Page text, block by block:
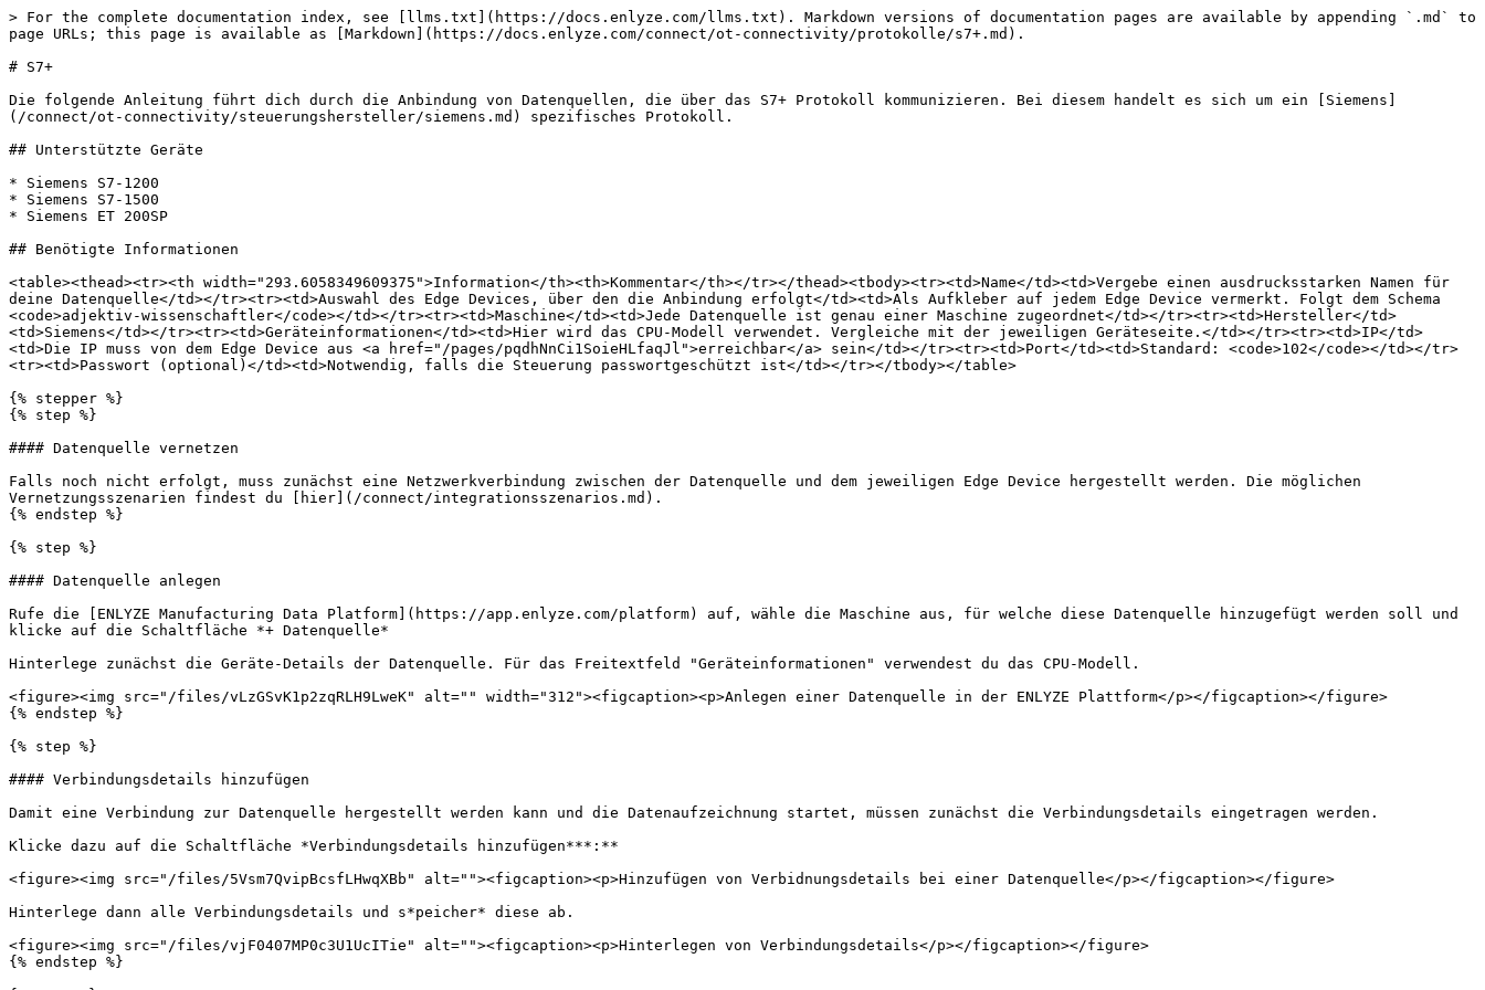
> For the complete documentation index, see [llms.txt](https://docs.enlyze.com/llms.txt). Markdown versions of documentation pages are available by appending `.md` to
page URLs; this page is available as [Markdown](https://docs.enlyze.com/connect/ot-connectivity/protokolle/s7+.md).
# S7+
Die folgende Anleitung führt dich durch die Anbindung von Datenquellen, die über das S7+ Protokoll kommunizieren. Bei diesem handelt es sich um ein [Siemens]
(/connect/ot-connectivity/steuerungshersteller/siemens.md) spezifisches Protokoll.
## Unterstützte Geräte
* Siemens S7-1200
* Siemens S7-1500
* Siemens ET 200SP
## Benötigte Informationen
<table><thead><tr><th width="293.6058349609375">Information</th><th>Kommentar</th></tr></thead><tbody><tr><td>Name</td><td>Vergebe einen ausdrucksstarken Namen für
deine Datenquelle</td></tr><tr><td>Auswahl des Edge Devices, über den die Anbindung erfolgt</td><td>Als Aufkleber auf jedem Edge Device vermerkt. Folgt dem Schema
<code>adjektiv-wissenschaftler</code></td></tr><tr><td>Maschine</td><td>Jede Datenquelle ist genau einer Maschine zugeordnet</td></tr><tr><td>Hersteller</td>
<td>Siemens</td></tr><tr><td>Geräteinformationen</td><td>Hier wird das CPU-Modell verwendet. Vergleiche mit der jeweiligen Geräteseite.</td></tr><tr><td>IP</td>
<td>Die IP muss von dem Edge Device aus <a href="/pages/pqdhNnCi1SoieHLfaqJl">erreichbar</a> sein</td></tr><tr><td>Port</td><td>Standard: <code>102</code></td></tr>
<tr><td>Passwort (optional)</td><td>Notwendig, falls die Steuerung passwortgeschützt ist</td></tr></tbody></table>
{% stepper %}
{% step %}
#### Datenquelle vernetzen
Falls noch nicht erfolgt, muss zunächst eine Netzwerkverbindung zwischen der Datenquelle und dem jeweiligen Edge Device hergestellt werden. Die möglichen
Vernetzungsszenarien findest du [hier](/connect/integrationsszenarios.md).
{% endstep %}
{% step %}
#### Datenquelle anlegen
Rufe die [ENLYZE Manufacturing Data Platform](https://app.enlyze.com/platform) auf, wähle die Maschine aus, für welche diese Datenquelle hinzugefügt werden soll und
klicke auf die Schaltfläche *+ Datenquelle*
Hinterlege zunächst die Geräte-Details der Datenquelle. Für das Freitextfeld "Geräteinformationen" verwendest du das CPU-Modell.
<figure><img src="/files/vLzGSvK1p2zqRLH9LweK" alt="" width="312"><figcaption><p>Anlegen einer Datenquelle in der ENLYZE Plattform</p></figcaption></figure>
{% endstep %}
{% step %}
#### Verbindungsdetails hinzufügen
Damit eine Verbindung zur Datenquelle hergestellt werden kann und die Datenaufzeichnung startet, müssen zunächst die Verbindungsdetails eingetragen werden.
Klicke dazu auf die Schaltfläche *Verbindungsdetails hinzufügen***:**
<figure><img src="/files/5Vsm7QvipBcsfLHwqXBb" alt=""><figcaption><p>Hinzufügen von Verbidnungsdetails bei einer Datenquelle</p></figcaption></figure>
Hinterlege dann alle Verbindungsdetails und s*peicher* diese ab.
<figure><img src="/files/vjF0407MP0c3U1UcITie" alt=""><figcaption><p>Hinterlegen von Verbindungsdetails</p></figcaption></figure>
{% endstep %}